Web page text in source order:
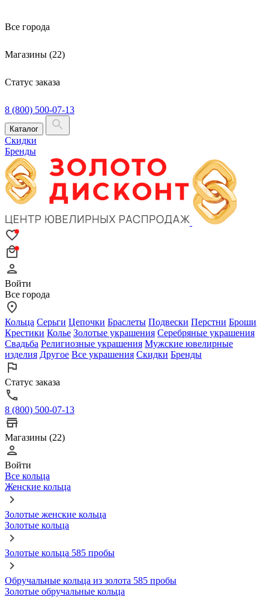
Все города
Магазины (22)
Статус заказа
8 (800) 500-07-13
Каталог
Скидки
Бренды
Войти
Все города
Кольца Серьги Цепочки Браслеты Подвески Перстни Броши
Крестики Колье Золотые украшения Серебряные украшения
Свадьба Религиозные украшения Мужские ювелирные
изделия Другое Все украшения Скидки Бренды
Статус заказа
8 (800) 500-07-13
Магазины (22)
Войти
Все кольца
Женские кольца
Золотые женские кольца
Золотые кольца
Золотые кольца 585 пробы
Обручальные кольца из золота 585 пробы
Золотые обручальные кольца